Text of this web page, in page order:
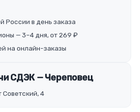
России в день заказа
— 3–4 дня, от 269 ₽
на онлайн-заказы
СДЭК — Череповец
4